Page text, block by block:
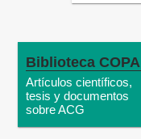
Biblioteca COPA
Artículos científicos,
tesis y documentos
sobre ACG